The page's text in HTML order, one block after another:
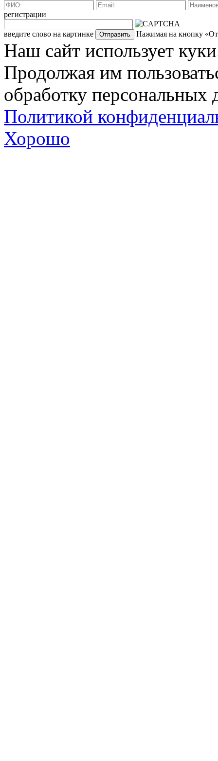
регистрации
введите слово на картинке Нажимая на кнопку
Наш сайт использует
Продолжая им
обработку персональных
Политикой
Хорошо